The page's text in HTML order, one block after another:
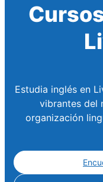
Estudia inglés en
vibrantes del
organización